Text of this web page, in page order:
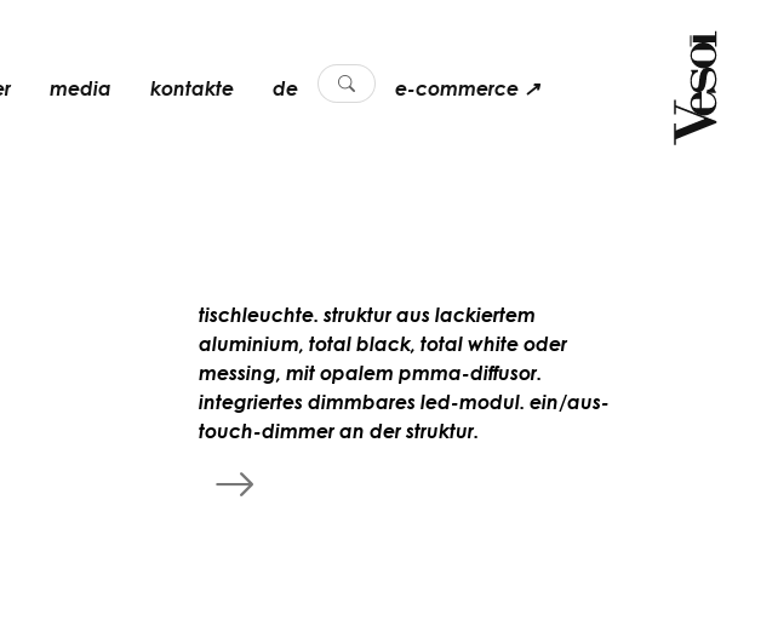
media kontakte de e-commerce ↗
tischleuchte. struktur aus lackiertem
aluminium, total black, total white oder
messing, mit opalem pmma-diffusor.
integriertes dimmbares led-modul. ein/aus-
touch-dimmer an der struktur.